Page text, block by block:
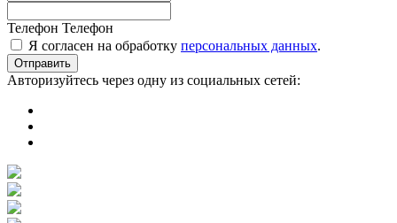
Телефон Телефон
Я согласен на обработку персональных данных.
Отправить
Авторизуйтесь через одну из социальных сетей: